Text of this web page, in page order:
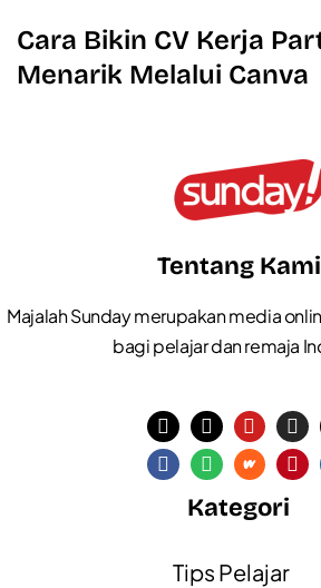
Cara Bikin CV Kerja
Menarik Melalui Canva
Tentang Kami
Majalah Sunday merupakan media
bagi pelajar dan remaja
Kategori
Tips Pelajar